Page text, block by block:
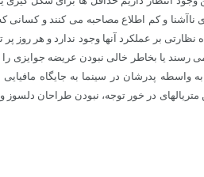
ناآشنا و کم اطلاع مصاحبه می کنند و کسانی
بر عملکرد آنها وجود ندارد و هر روز پر
می رسند یا بخاطر خالی نبودن عریضه
واسطه پدرشان در سینما به جایگاه
در خور توجه، نبودن طراحان